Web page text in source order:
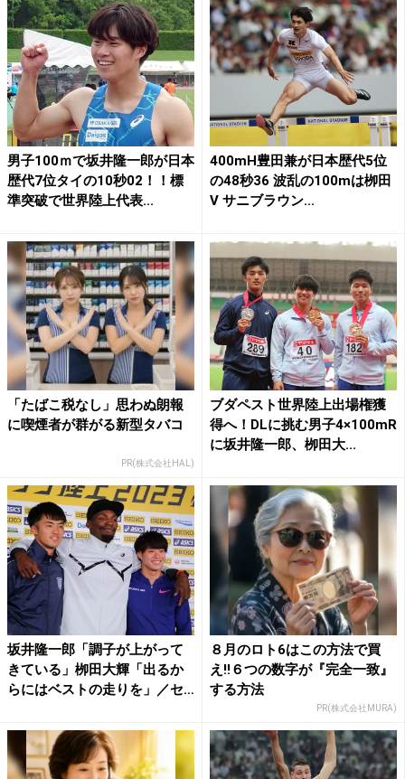
男子100ｍで坂井隆一郎が日本
歴代7位タイの10秒02！！標
準突破で世界陸上代表...
400mH豊田兼が日本歴代5位
の48秒36 波乱の100mは栁田
V サニブラウン...
「たばこ税なし」思わぬ朗報
に喫煙者が群がる新型タバコ
PR(株式会社HAL)
ブダペスト世界陸上出場権獲
得へ！DLに挑む男子4×100mR
に坂井隆一郎、栁田大...
坂井隆一郎「調子が上がって
きている」栁田大輝「出るか
らにはベストの走りを」／セ
８月のロト6はこの方法で買
え!!６つの数字が『完全一致』
する方法
PR(株式会社MURA)